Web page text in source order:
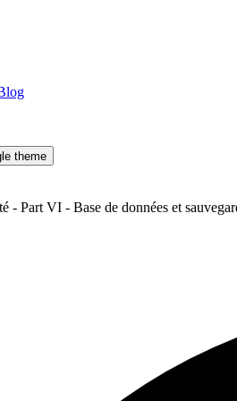
theme
- Part VI - Base de données et